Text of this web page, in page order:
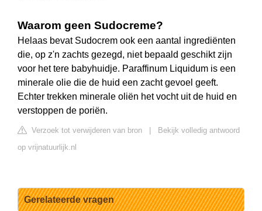
Waarom geen Sudocreme?
Helaas bevat Sudocrem ook een aantal ingrediënten
die, op z'n zachts gezegd, niet bepaald geschikt zijn
voor het tere babyhuidje. Paraffinum Liquidum is een
minerale olie die de huid een zacht gevoel geeft.
Echter trekken minerale oliën het vocht uit de huid en
verstoppen de poriën.
Verzoek tot verwijderen van bron
Bekijk volledig antwoord
op vrijnatuurlijk.nl
Gerelateerde vragen